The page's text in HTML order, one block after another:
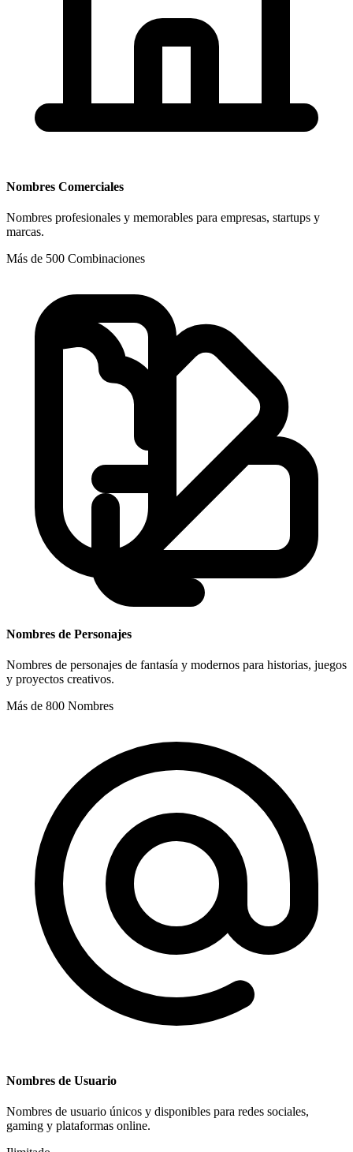
Nombres Comerciales
Nombres profesionales y memorables para empresas, startups y
marcas.
Más de 500 Combinaciones
Nombres de Personajes
Nombres de personajes de fantasía y modernos para historias, juegos
y proyectos creativos.
Más de 800 Nombres
Nombres de Usuario
Nombres de usuario únicos y disponibles para redes sociales,
gaming y plataformas online.